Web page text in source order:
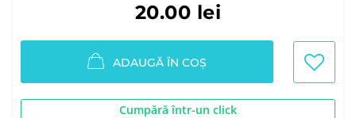
20.00 lei
ADAUGĂ ÎN COȘ
Cumpără într-un click